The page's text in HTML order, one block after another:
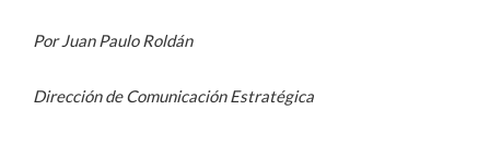
Por Juan Paulo Roldán
Dirección de Comunicación Estratégica